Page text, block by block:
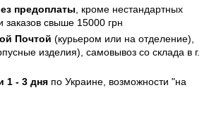
предоплаты , кроме нестандартных
заказов свыше 15000 грн
Почтой (курьером или на отделение),
изделия), самовывоз со склада в г.
1 - 3 дня по Украине, возможности "на